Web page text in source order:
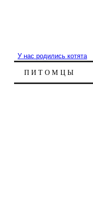
У нас родились котята
ПИТОМЦЫ